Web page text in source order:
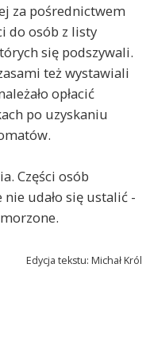
za pośrednictwem
do osób z listy
się podszywali.
też wystawiali
opłacić
po uzyskaniu
Części osób
udało się ustalić -
Edycja tekstu: Michał Król